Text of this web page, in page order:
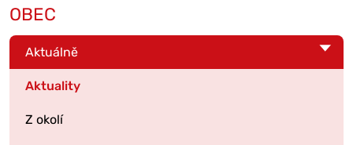
OBEC
Aktuálně
Aktuality
Z okolí